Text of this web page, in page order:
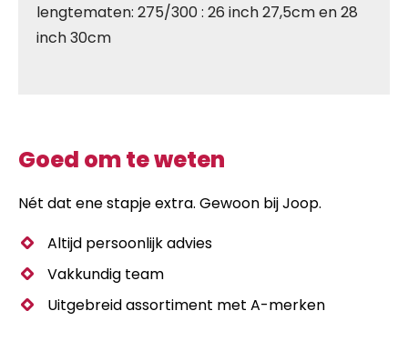
lengtematen: 275/300 : 26 inch 27,5cm en 28
inch 30cm
Goed om te weten
Nét dat ene stapje extra. Gewoon bij Joop.
Altijd persoonlijk advies
Vakkundig team
Uitgebreid assortiment met A-merken